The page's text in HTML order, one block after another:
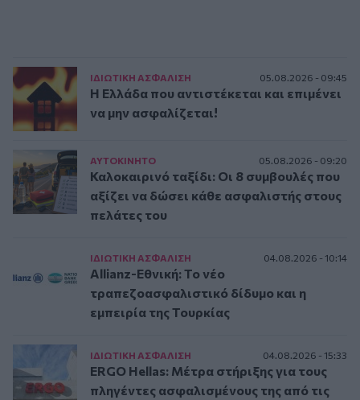
ΙΔΙΩΤΙΚΗ ΑΣΦAΛΙΣΗ 05.08.2026 - 09:45
Η Ελλάδα που αντιστέκεται και επιμένει
να μην ασφαλίζεται!
ΑΥΤΟΚΙΝΗΤΟ 05.08.2026 - 09:20
Καλοκαιρινό ταξίδι: Οι 8 συμβουλές που
αξίζει να δώσει κάθε ασφαλιστής στους
πελάτες του
ΙΔΙΩΤΙΚΗ ΑΣΦAΛΙΣΗ 04.08.2026 - 10:14
Allianz-Εθνική: Το νέο
τραπεζοασφαλιστικό δίδυμο και η
εμπειρία της Τουρκίας
ΙΔΙΩΤΙΚΗ ΑΣΦAΛΙΣΗ 04.08.2026 - 15:33
ERGO Hellas: Μέτρα στήριξης για τους
πληγέντες ασφαλισμένους της από τις